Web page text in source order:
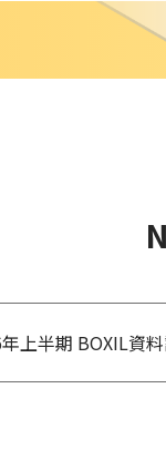
年上半期 BOXIL資